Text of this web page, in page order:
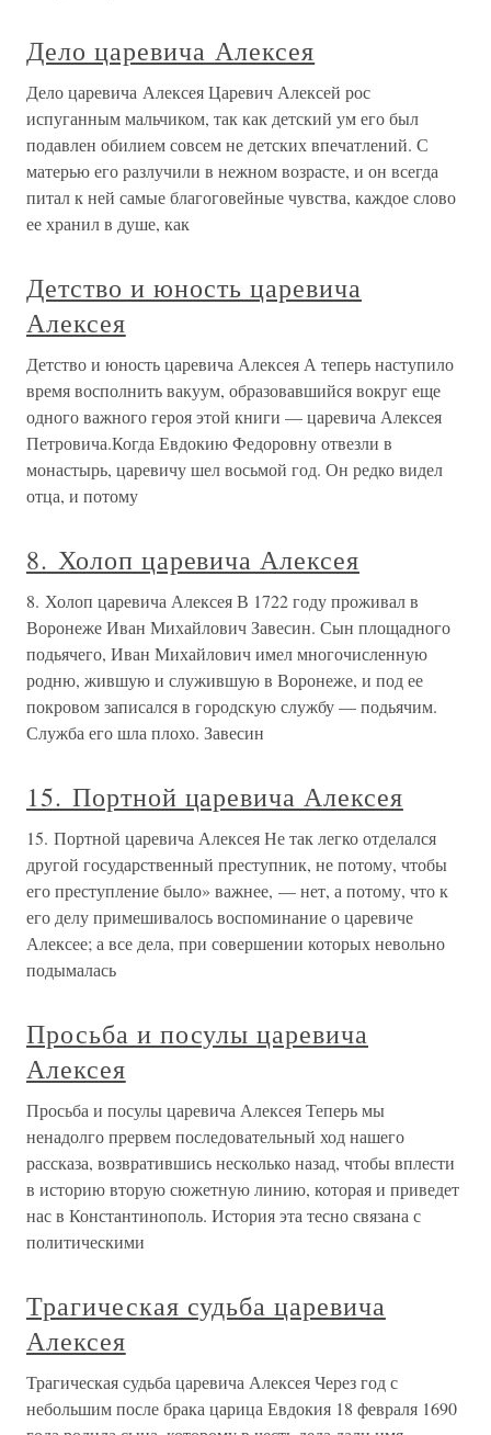
Дело царевича Алексея
Дело царевича Алексея Царевич Алексей рос
испуганным мальчиком, так как детский ум его был
подавлен обилием совсем не детских впечатлений. С
матерью его разлучили в нежном возрасте, и он всегда
питал к ней самые благоговейные чувства, каждое слово
ее хранил в душе, как
Детство и юность царевича
Алексея
Детство и юность царевича Алексея А теперь наступило
время восполнить вакуум, образовавшийся вокруг еще
одного важного героя этой книги — царевича Алексея
Петровича.Когда Евдокию Федоровну отвезли в
монастырь, царевичу шел восьмой год. Он редко видел
отца, и потому
8. Холоп царевича Алексея
8. Холоп царевича Алексея В 1722 году проживал в
Воронеже Иван Михайлович Завесин. Сын площадного
подьячего, Иван Михайлович имел многочисленную
родню, жившую и служившую в Воронеже, и под ее
покровом записался в городскую службу — подьячим.
Служба его шла плохо. Завесин
15. Портной царевича Алексея
15. Портной царевича Алексея Не так легко отделался
другой государственный преступник, не потому, чтобы
его преступление было» важнее, — нет, а потому, что к
его делу примешивалось воспоминание о царевиче
Алексее; а все дела, при совершении которых невольно
подымалась
Просьба и посулы царевича
Алексея
Просьба и посулы царевича Алексея Теперь мы
ненадолго прервем последовательный ход нашего
рассказа, возвратившись несколько назад, чтобы вплести
в историю вторую сюжетную линию, которая и приведет
нас в Константинополь. История эта тесно связана с
политическими
Трагическая судьба царевича
Алексея
Трагическая судьба царевича Алексея Через год с
небольшим после брака царица Евдокия 18 февраля 1690